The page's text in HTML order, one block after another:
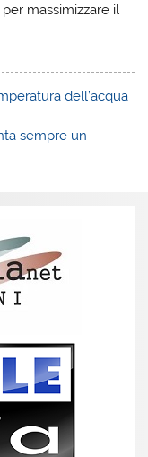
massimizzare il
dell’acqua
sempre un